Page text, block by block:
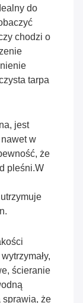
do
chodzi o
tarpa
jest
w
że
pleśni.W
ścieranie
sprawia, że